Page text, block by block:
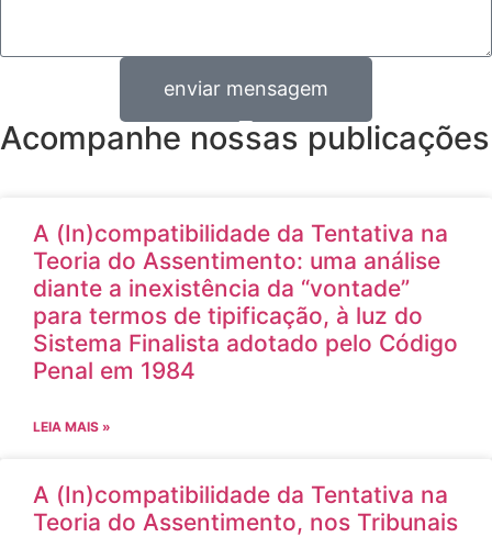
enviar mensagem
Acompanhe nossas publicações
A (In)compatibilidade da Tentativa na
Teoria do Assentimento: uma análise
diante a inexistência da “vontade”
para termos de tipificação, à luz do
Sistema Finalista adotado pelo Código
Penal em 1984
LEIA MAIS »
A (In)compatibilidade da Tentativa na
Teoria do Assentimento, nos Tribunais